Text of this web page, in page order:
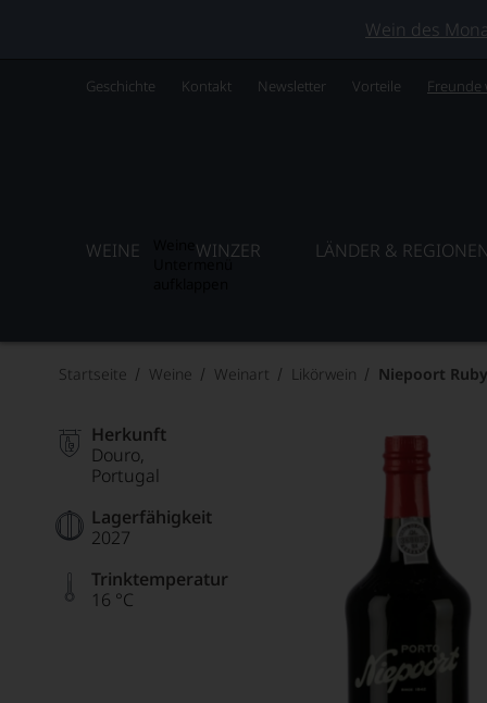
Wein des
Geschichte Kontakt Newsletter Vorteile Freunde
WEINE WINZER LÄNDER & REGIONEN
Startseite Weine Weinart Likörwein Niepoort
Herkunft
Douro
Portugal
Lagerfähigkeit
2027
Trinktemperatur
16 °C